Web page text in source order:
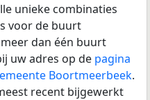
unieke combinaties
voor de buurt
dan één buurt
uw adres op de pagina
Boortmeerbeek.
recent bijgewerkt